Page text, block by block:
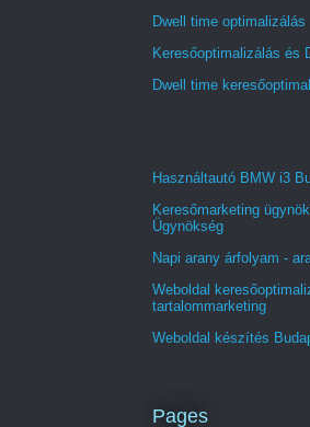
Dwell time optimalizálás
Keresőoptimalizálás és
Dwell time
Használtautó BMW i3
Keresőmarketing
Ügynökség
Napi arany árfolyam -
Weboldal
tartalommarketing
Weboldal készítés
Pages